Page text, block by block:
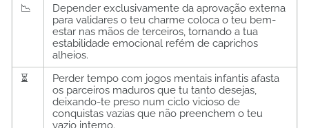
📉
Depender exclusivamente da aprovação externa
para validares o teu charme coloca o teu bem-
estar nas mãos de terceiros, tornando a tua
estabilidade emocional refém de caprichos
alheios.
⏳
Perder tempo com jogos mentais infantis afasta
os parceiros maduros que tu tanto desejas,
deixando-te preso num ciclo vicioso de
conquistas vazias que não preenchem o teu
vazio interno.